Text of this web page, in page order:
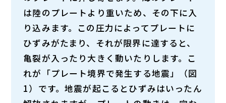
は陸のプレートより重いため、その下に入
り込みます。この圧力によってプレートに
ひずみがたまり、それが限界に達すると、
亀裂が入ったり大きく動いたりします。こ
れが「プレート境界で発生する地震」（図
1）です。地震が起こるとひずみはいったん